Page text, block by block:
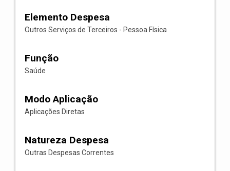
Elemento Despesa
Outros Serviços de Terceiros - Pessoa Física
Função
Saúde
Modo Aplicação
Aplicações Diretas
Natureza Despesa
Outras Despesas Correntes